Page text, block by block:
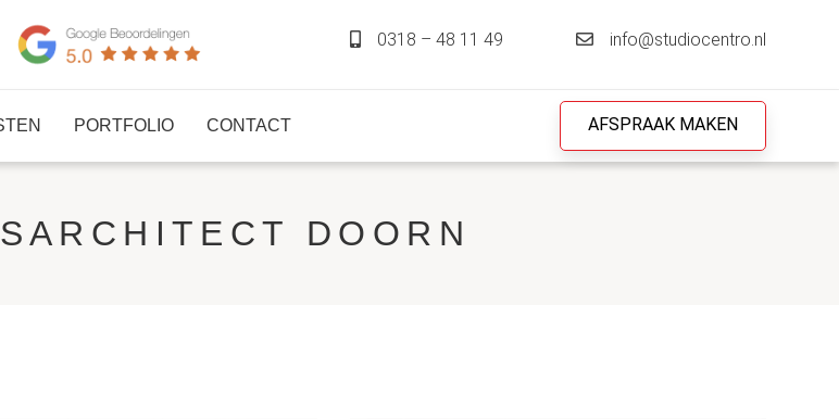
0318 – 48 11 49 info@studiocentro.nl
PORTFOLIO CONTACT AFSPRAAK MAKEN
DOORN